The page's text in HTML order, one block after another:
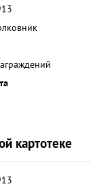
картотеке